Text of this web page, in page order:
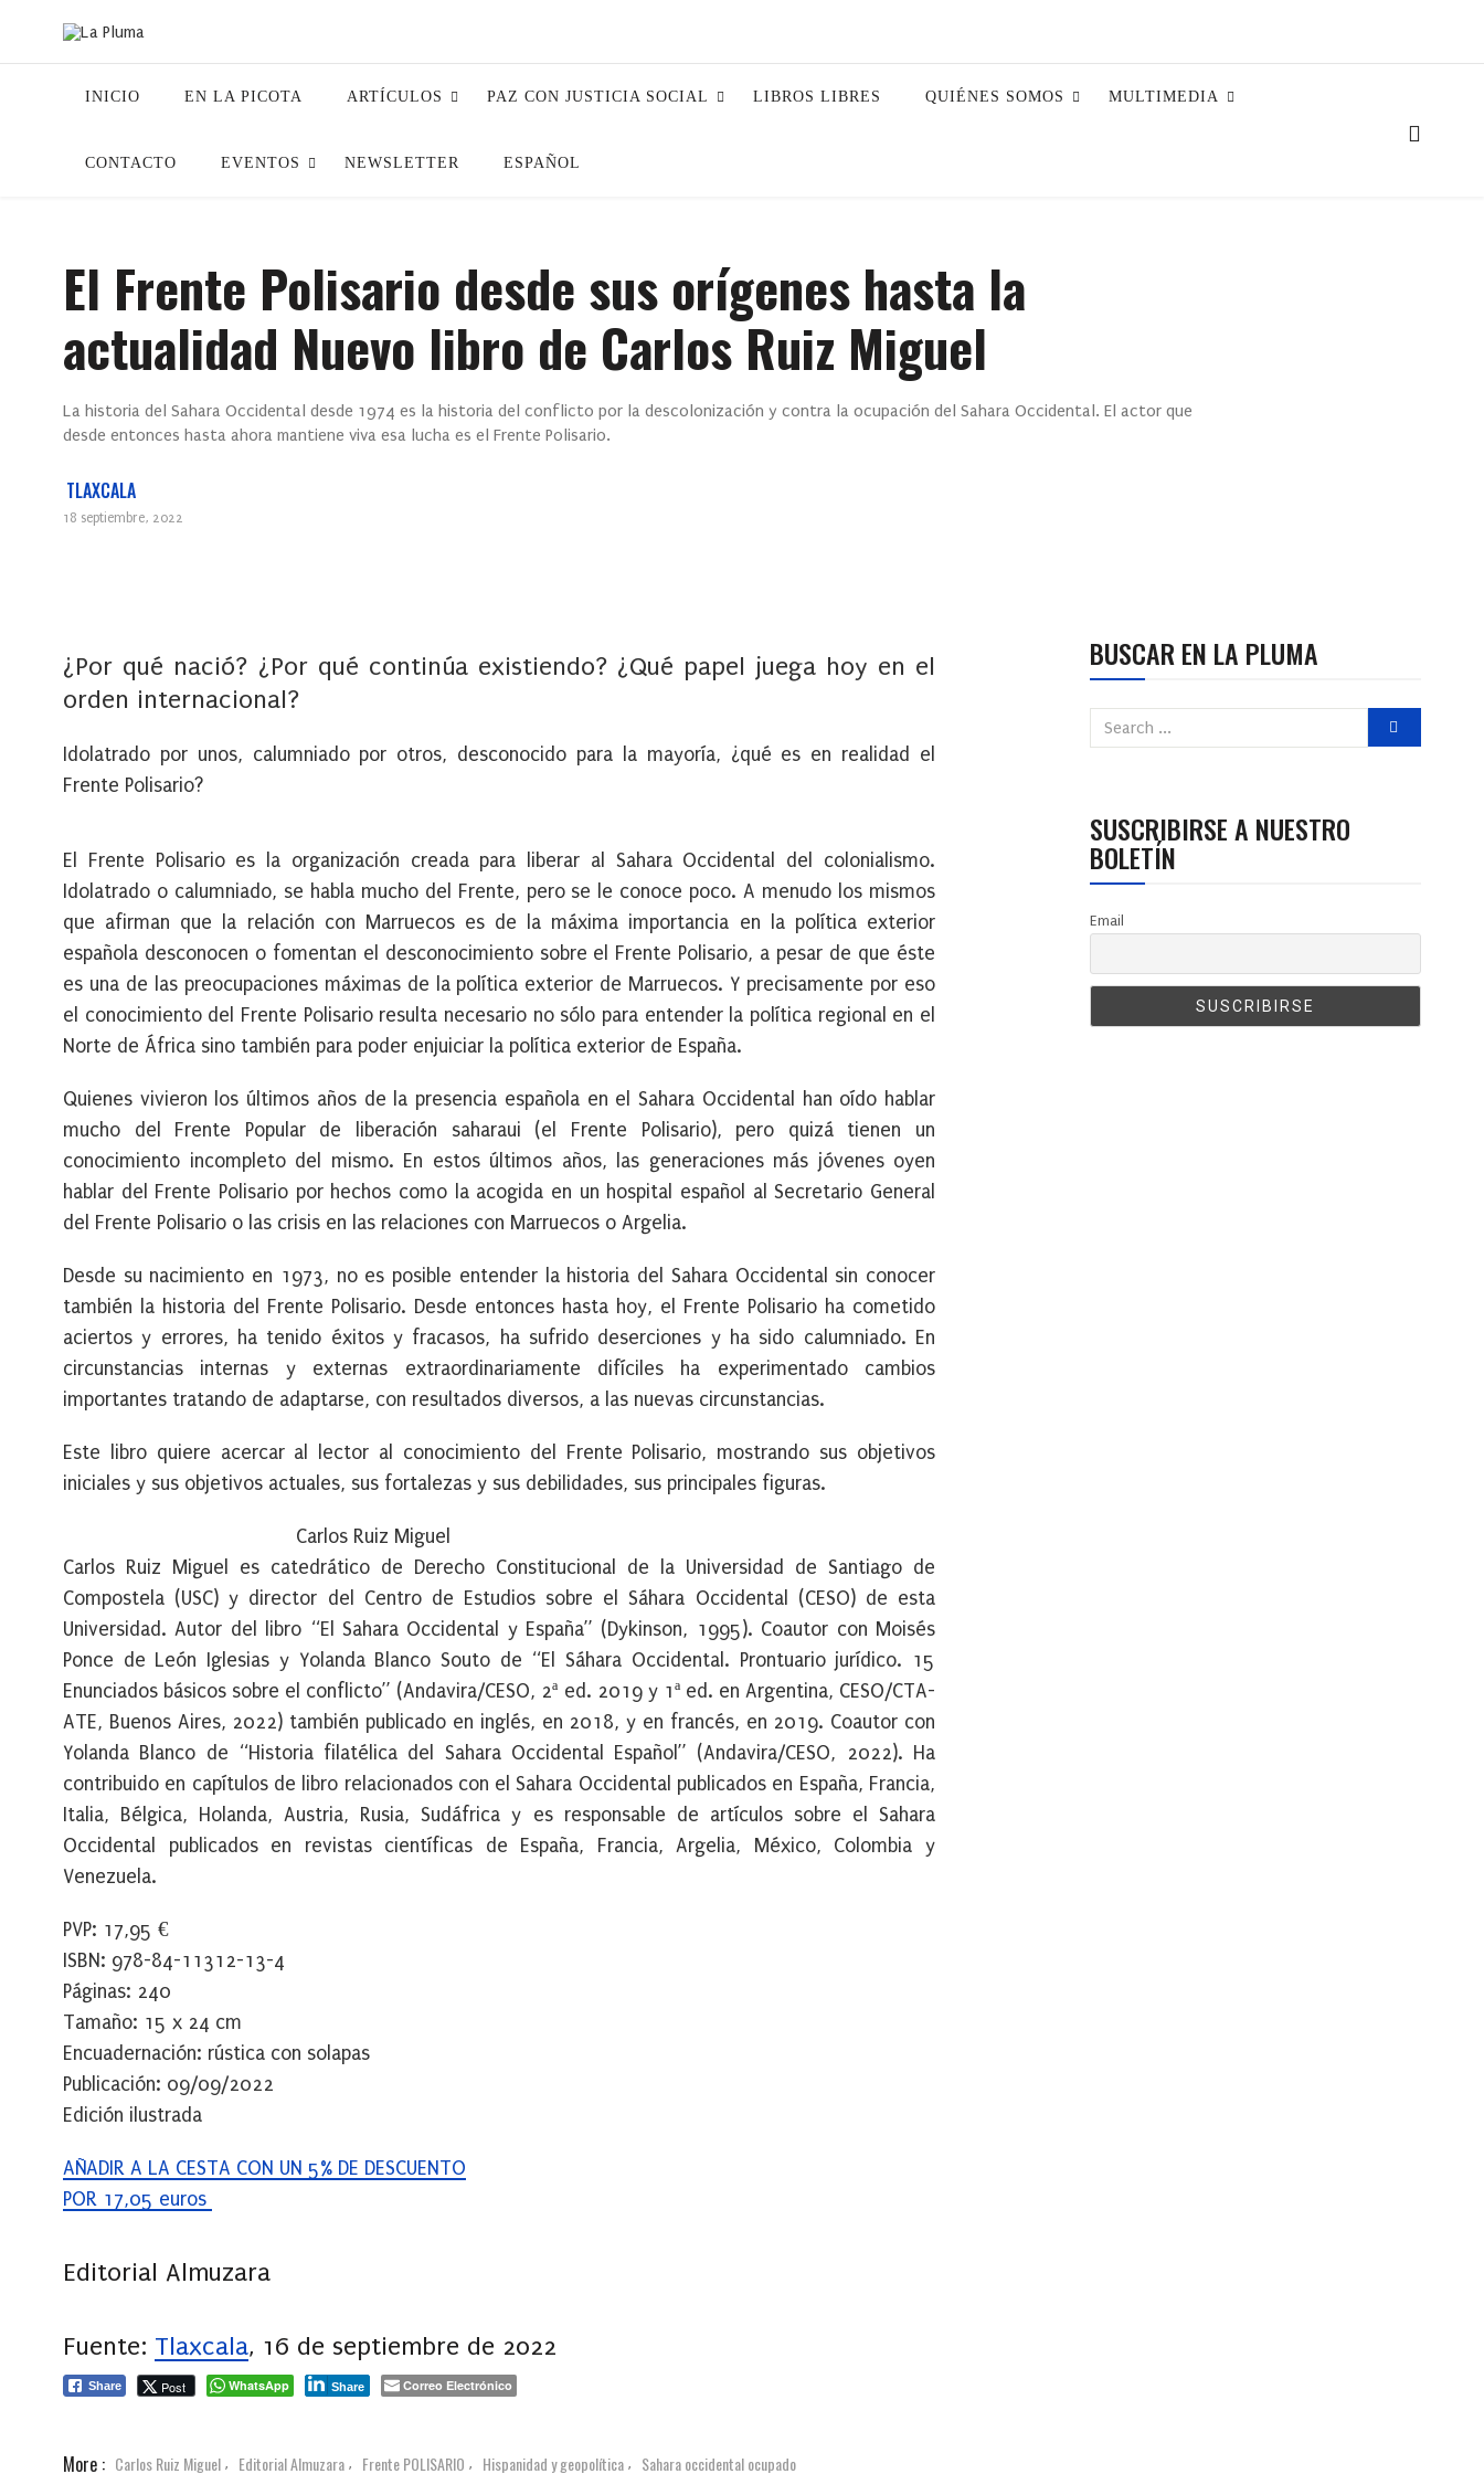
INICIO EN LA PICOTA ARTÍCULOS PAZ CON JUSTICIA SOCIAL LIBROS LIBRES QUIÉNES SOMOS MULTIMEDIA
CONTACTO EVENTOS NEWSLETTER ESPAÑOL
El Frente Polisario desde sus orígenes hasta la
actualidad Nuevo libro de Carlos Ruiz Miguel
La historia del Sahara Occidental desde 1974 es la historia del conflicto por la descolonización y contra la ocupación del Sahara Occidental. El actor que
desde entonces hasta ahora mantiene viva esa lucha es el Frente Polisario.
TLAXCALA
18 septiembre, 2022
¿Por qué nació? ¿Por qué continúa existiendo? ¿Qué papel juega hoy en el
orden internacional?
Idolatrado por unos, calumniado por otros, desconocido para la mayoría, ¿qué es en realidad el
Frente Polisario?
El Frente Polisario es la organización creada para liberar al Sahara Occidental del colonialismo.
Idolatrado o calumniado, se habla mucho del Frente, pero se le conoce poco. A menudo los mismos
que afirman que la relación con Marruecos es de la máxima importancia en la política exterior
española desconocen o fomentan el desconocimiento sobre el Frente Polisario, a pesar de que éste
es una de las preocupaciones máximas de la política exterior de Marruecos. Y precisamente por eso
el conocimiento del Frente Polisario resulta necesario no sólo para entender la política regional en el
Norte de África sino también para poder enjuiciar la política exterior de España.
Quienes vivieron los últimos años de la presencia española en el Sahara Occidental han oído hablar
mucho del Frente Popular de liberación saharaui (el Frente Polisario), pero quizá tienen un
conocimiento incompleto del mismo. En estos últimos años, las generaciones más jóvenes oyen
hablar del Frente Polisario por hechos como la acogida en un hospital español al Secretario General
del Frente Polisario o las crisis en las relaciones con Marruecos o Argelia.
Desde su nacimiento en 1973, no es posible entender la historia del Sahara Occidental sin conocer
también la historia del Frente Polisario. Desde entonces hasta hoy, el Frente Polisario ha cometido
aciertos y errores, ha tenido éxitos y fracasos, ha sufrido deserciones y ha sido calumniado. En
circunstancias internas y externas extraordinariamente difíciles ha experimentado cambios
importantes tratando de adaptarse, con resultados diversos, a las nuevas circunstancias.
Este libro quiere acercar al lector al conocimiento del Frente Polisario, mostrando sus objetivos
iniciales y sus objetivos actuales, sus fortalezas y sus debilidades, sus principales figuras.
Carlos Ruiz Miguel
Carlos Ruiz Miguel es catedrático de Derecho Constitucional de la Universidad de Santiago de
Compostela (USC) y director del Centro de Estudios sobre el Sáhara Occidental (CESO) de esta
Universidad. Autor del libro “El Sahara Occidental y España” (Dykinson, 1995). Coautor con Moisés
Ponce de León Iglesias y Yolanda Blanco Souto de “El Sáhara Occidental. Prontuario jurídico. 15
Enunciados básicos sobre el conflicto” (Andavira/CESO, 2ª ed. 2019 y 1ª ed. en Argentina, CESO/CTA-
ATE, Buenos Aires, 2022) también publicado en inglés, en 2018, y en francés, en 2019. Coautor con
Yolanda Blanco de “Historia filatélica del Sahara Occidental Español” (Andavira/CESO, 2022). Ha
contribuido en capítulos de libro relacionados con el Sahara Occidental publicados en España, Francia,
Italia, Bélgica, Holanda, Austria, Rusia, Sudáfrica y es responsable de artículos sobre el Sahara
Occidental publicados en revistas científicas de España, Francia, Argelia, México, Colombia y
Venezuela.
PVP: 17,95 €
ISBN: 978-84-11312-13-4
Páginas: 240
Tamaño: 15 x 24 cm
Encuadernación: rústica con solapas
Publicación: 09/09/2022
Edición ilustrada
AÑADIR A LA CESTA CON UN 5% DE DESCUENTO
POR 17,05 euros
Editorial Almuzara
Fuente: Tlaxcala, 16 de septiembre de 2022
Share Post WhatsApp Share Correo Electrónico
More : Carlos Ruiz Miguel , Editorial Almuzara , Frente POLISARIO , Hispanidad y geopolítica , Sahara occidental ocupado
BUSCAR EN LA PLUMA
SUSCRIBIRSE A NUESTRO
BOLETÍN
Email